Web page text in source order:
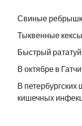
Свиные
Тыквенные
Быстрый рататуй
В октябре в
В петербургских
кишечных